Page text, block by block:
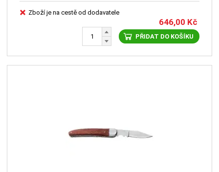
Zboží je na cestě od dodavatele
646,00 Kč
PŘIDAT DO KOŠÍKU